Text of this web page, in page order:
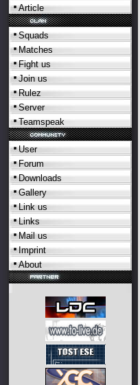
Article
Squads
Matches
Fight us
Join us
Rulez
Server
Teamspeak
User
Forum
Downloads
Gallery
Link us
Links
Mail us
Imprint
About